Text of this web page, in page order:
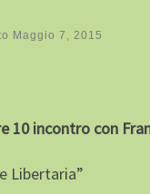
Maggio 7, 2015
10 incontro con
Libertaria”